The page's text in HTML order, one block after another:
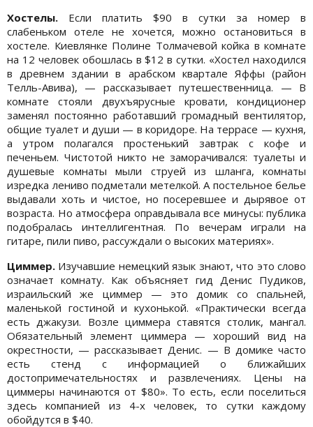
Хостелы. Если платить $90 в сутки за номер в
слабеньком отеле не хочется, можно остановиться в
хостеле. Киевлянке Полине Толмачевой койка в комнате
на 12 человек обошлась в $12 в сутки. «Хостел находился
в древнем здании в арабском квартале Яффы (район
Телль-Авива), — рассказывает путешественница. — В
комнате стояли двухъярусные кровати, кондиционер
заменял постоянно работавший громадный вентилятор,
общие туалет и души — в коридоре. На террасе — кухня,
а утром полагался простенький завтрак с кофе и
печеньем. Чистотой никто не заморачивался: туалеты и
душевые комнаты мыли струей из шланга, комнаты
изредка лениво подметали метелкой. А постельное белье
выдавали хоть и чистое, но посеревшее и дырявое от
возраста. Но атмосфера оправдывала все минусы: публика
подобралась интеллигентная. По вечерам играли на
гитаре, пили пиво, рассуждали о высоких материях».
Циммер. Изучавшие немецкий язык знают, что это слово
означает комнату. Как объясняет гид Денис Пудиков,
израильский же циммер — это домик со спальней,
маленькой гостиной и кухонькой. «Практически всегда
есть джакузи. Возле циммера ставятся столик, мангал.
Обязательный элемент циммера — хороший вид на
окрестности, — рассказывает Денис. — В домике часто
есть стенд с информацией о ближайших
достопримечательностях и развлечениях. Цены на
циммеры начинаются от $80». То есть, если поселиться
здесь компанией из 4-х человек, то сутки каждому
обойдутся в $40.